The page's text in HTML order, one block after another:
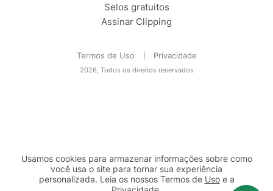
Selos gratuitos
Assinar Clipping
Termos de Uso Privacidade
2026, Todos os direitos reservados
Usamos cookies para armazenar informações sobre como
você usa o site para tornar sua experiência
personalizada. Leia os nossos Termos de Usoe a